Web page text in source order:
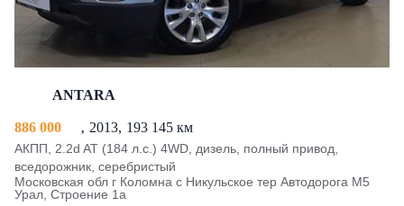
ANTARA
886 000 2013 193 145 км
АКПП, 2.2d AT (184 л.с.) 4WD, дизель, полный привод,
вседорожник, серебристый
Московская обл г Коломна с Никульское тер Автодорога М5
Урал, Строение 1а